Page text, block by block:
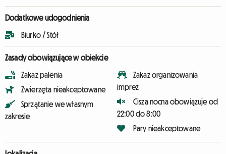
Dodatkowe udogodnienia
Biurko / Stół
Zasady obowiązujące w obiekcie
Zakaz palenia
Zwierzęta nieakceptowane
Sprzątanie we własnym
zakresie
Zakaz organizowania
imprez
Cisza nocna obowiązuje od
22:00 do 8:00
Pary nieakceptowane